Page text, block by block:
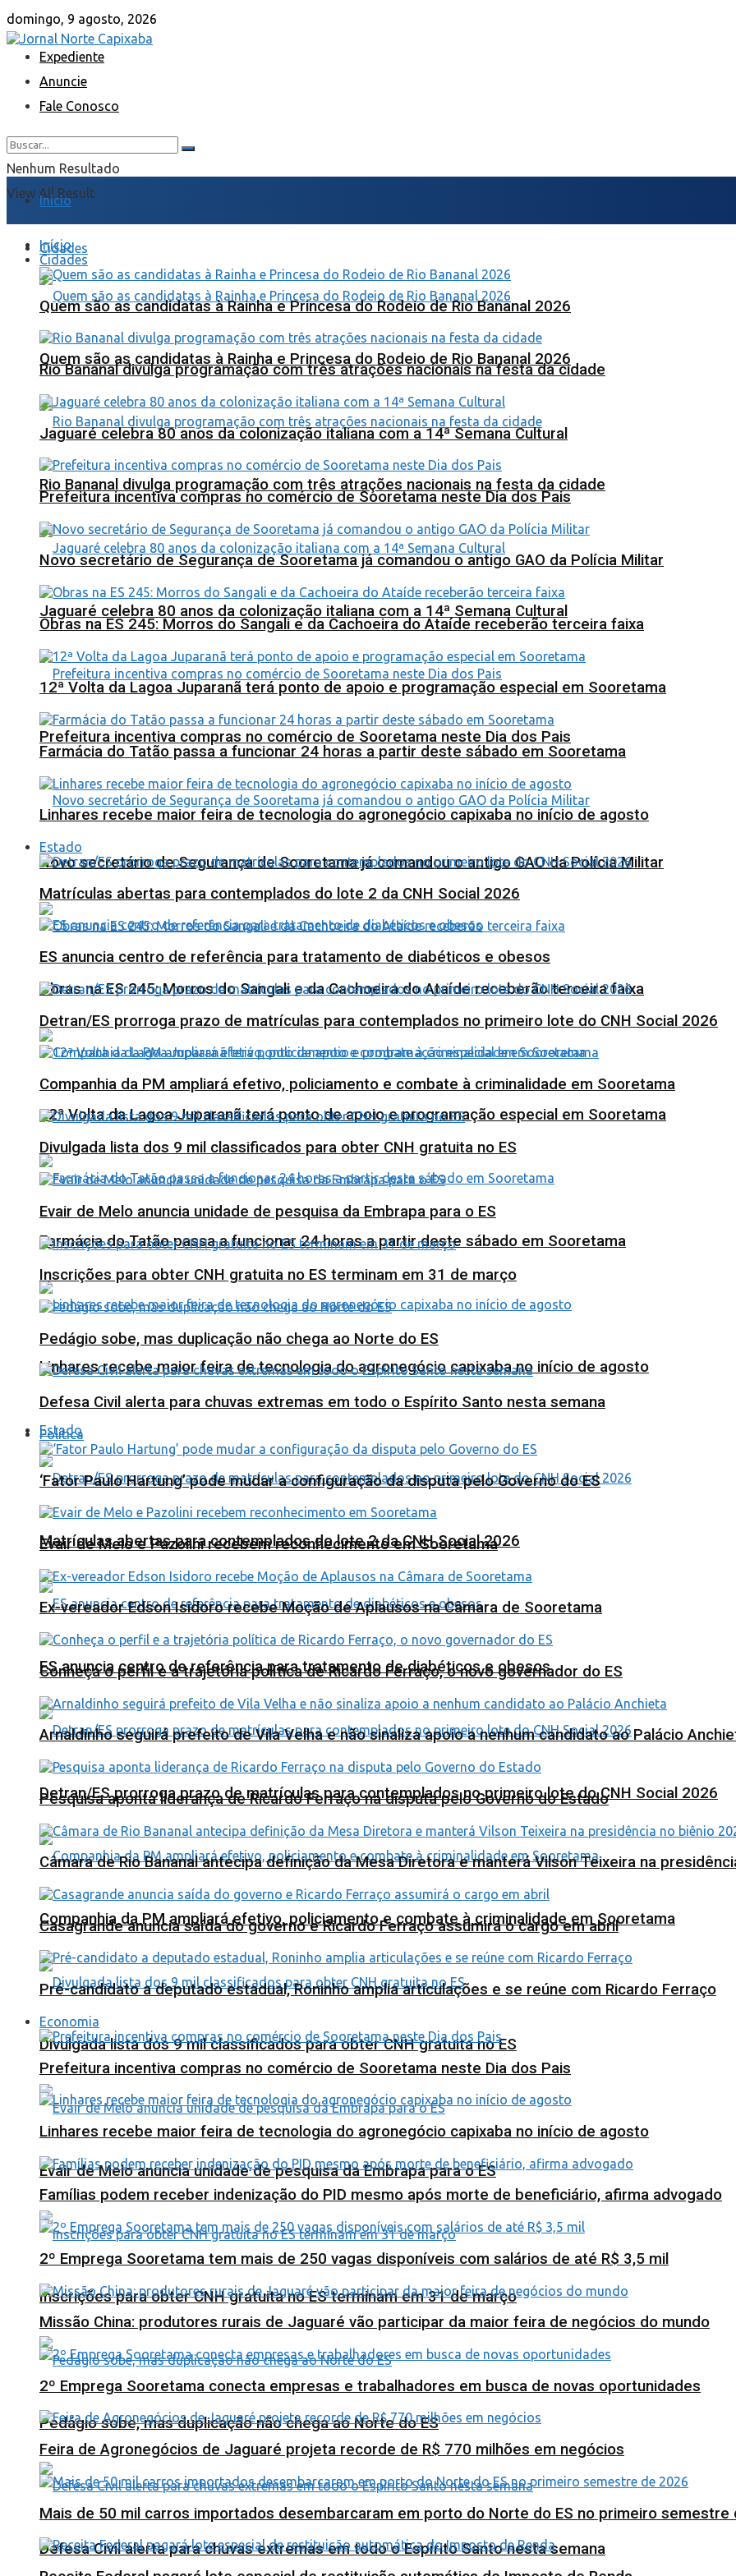
domingo, 9 agosto, 2026
Expediente
Anuncie
Fale Conosco
Nenhum Resultado
View All Result
Início
Cidades
Quem são as candidatas à Rainha e Princesa do Rodeio de Rio Bananal 2026
Rio Bananal divulga programação com três atrações nacionais na festa da cidade
Jaguaré celebra 80 anos da colonização italiana com a 14ª Semana Cultural
Prefeitura incentiva compras no comércio de Sooretama neste Dia dos Pais
Novo secretário de Segurança de Sooretama já comandou o antigo GAO da Polícia Militar
Obras na ES 245: Morros do Sangali e da Cachoeira do Ataíde receberão terceira faixa
12ª Volta da Lagoa Juparanã terá ponto de apoio e programação especial em Sooretama
Farmácia do Tatão passa a funcionar 24 horas a partir deste sábado em Sooretama
Linhares recebe maior feira de tecnologia do agronegócio capixaba no início de agosto
Estado
Matrículas abertas para contemplados do lote 2 da CNH Social 2026
ES anuncia centro de referência para tratamento de diabéticos e obesos
Detran/ES prorroga prazo de matrículas para contemplados no primeiro lote do CNH Social 2026
Companhia da PM ampliará efetivo, policiamento e combate à criminalidade em Sooretama
Divulgada lista dos 9 mil classificados para obter CNH gratuita no ES
Evair de Melo anuncia unidade de pesquisa da Embrapa para o ES
Inscrições para obter CNH gratuita no ES terminam em 31 de março
Pedágio sobe, mas duplicação não chega ao Norte do ES
Defesa Civil alerta para chuvas extremas em todo o Espírito Santo nesta semana
Início
Cidades
Quem são as candidatas à Rainha e Princesa do Rodeio de Rio Bananal 2026
Rio Bananal divulga programação com três atrações nacionais na festa da cidade
Jaguaré celebra 80 anos da colonização italiana com a 14ª Semana Cultural
Prefeitura incentiva compras no comércio de Sooretama neste Dia dos Pais
Novo secretário de Segurança de Sooretama já comandou o antigo GAO da Polícia Militar
Obras na ES 245: Morros do Sangali e da Cachoeira do Ataíde receberão terceira faixa
12ª Volta da Lagoa Juparanã terá ponto de apoio e programação especial em Sooretama
Farmácia do Tatão passa a funcionar 24 horas a partir deste sábado em Sooretama
Linhares recebe maior feira de tecnologia do agronegócio capixaba no início de agosto
Estado
Matrículas abertas para contemplados do lote 2 da CNH Social 2026
ES anuncia centro de referência para tratamento de diabéticos e obesos
Detran/ES prorroga prazo de matrículas para contemplados no primeiro lote do CNH Social 2026
Companhia da PM ampliará efetivo, policiamento e combate à criminalidade em Sooretama
Divulgada lista dos 9 mil classificados para obter CNH gratuita no ES
Evair de Melo anuncia unidade de pesquisa da Embrapa para o ES
Inscrições para obter CNH gratuita no ES terminam em 31 de março
Pedágio sobe, mas duplicação não chega ao Norte do ES
Defesa Civil alerta para chuvas extremas em todo o Espírito Santo nesta semana
Política
‘Fator Paulo Hartung’ pode mudar a configuração da disputa pelo Governo do ES
Evair de Melo e Pazolini recebem reconhecimento em Sooretama
Ex-vereador Edson Isidoro recebe Moção de Aplausos na Câmara de Sooretama
Conheça o perfil e a trajetória política de Ricardo Ferraço, o novo governador do ES
Arnaldinho seguirá prefeito de Vila Velha e não sinaliza apoio a nenhum candidato ao Palácio
Pesquisa aponta liderança de Ricardo Ferraço na disputa pelo Governo do Estado
Câmara de Rio Bananal antecipa definição da Mesa Diretora e manterá Vilson Teixeira na
Casagrande anuncia saída do governo e Ricardo Ferraço assumirá o cargo em abril
Pré-candidato a deputado estadual, Roninho amplia articulações e se reúne com Ricardo Ferraço
Economia
Prefeitura incentiva compras no comércio de Sooretama neste Dia dos Pais
Linhares recebe maior feira de tecnologia do agronegócio capixaba no início de agosto
Famílias podem receber indenização do PID mesmo após morte de beneficiário, afirma advogado
2º Emprega Sooretama tem mais de 250 vagas disponíveis com salários de até R$ 3,5 mil
Missão China: produtores rurais de Jaguaré vão participar da maior feira de negócios do mundo
2º Emprega Sooretama conecta empresas e trabalhadores em busca de novas oportunidades
Feira de Agronegócios de Jaguaré projeta recorde de R$ 770 milhões em negócios
Mais de 50 mil carros importados desembarcaram em porto do Norte do ES no primeiro semestre